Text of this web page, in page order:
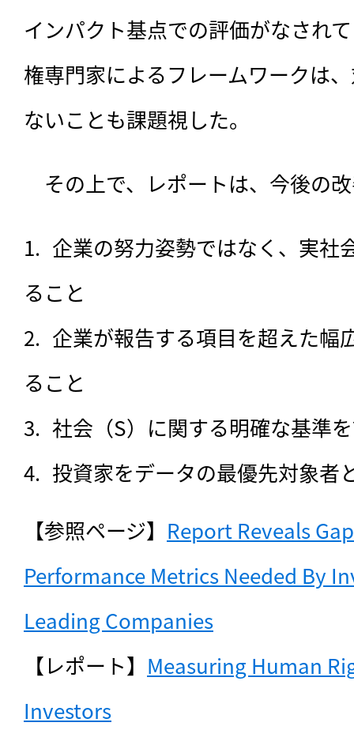
インパクト基点での評価がなされ
権専門家によるフレームワークは
ないことも課題視した。
その上で、レポートは、今後の
企業の努力姿勢ではなく、実社
ること
企業が報告する項目を超えた幅
ること
社会（S）に関する明確な基準
投資家をデータの最優先対象者
【参照ページ】 Report Reveals
Performance Metrics Needed By
Leading Companies
【レポート】 Measuring Human
Investors